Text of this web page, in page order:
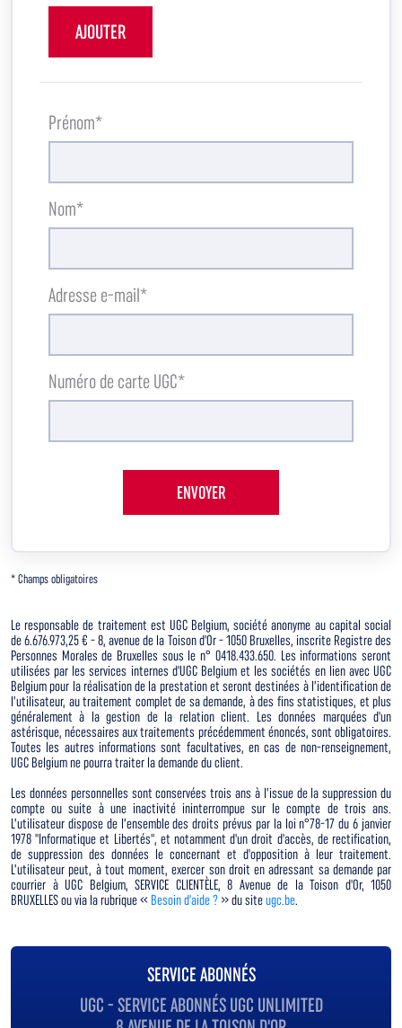
AJOUTER
Prénom*
Nom*
Adresse e-mail*
Numéro de carte UGC*
ENVOYER
* Champs obligatoires
Le responsable de traitement est UGC Belgium, société anonyme au capital social
de 6.676.973,25 € - 8, avenue de la Toison d'Or - 1050 Bruxelles, inscrite Registre des
Personnes Morales de Bruxelles sous le n° 0418.433.650. Les informations seront
utilisées par les services internes d'UGC Belgium et les sociétés en lien avec UGC
Belgium pour la réalisation de la prestation et seront destinées à l’identification de
l’utilisateur, au traitement complet de sa demande, à des fins statistiques, et plus
généralement à la gestion de la relation client. Les données marquées d'un
astérisque, nécessaires aux traitements précédemment énoncés, sont obligatoires.
Toutes les autres informations sont facultatives, en cas de non-renseignement,
UGC Belgium ne pourra traiter la demande du client.
Les données personnelles sont conservées trois ans à l’issue de la suppression du
compte ou suite à une inactivité ininterrompue sur le compte de trois ans.
L’utilisateur dispose de l’ensemble des droits prévus par la loi n°78-17 du 6 janvier
1978 "Informatique et Libertés", et notamment d'un droit d'accès, de rectification,
de suppression des données le concernant et d'opposition à leur traitement.
L’utilisateur peut, à tout moment, exercer son droit en adressant sa demande par
courrier à UGC Belgium, SERVICE CLIENTÈLE, 8 Avenue de la Toison d'Or, 1050
BRUXELLES ou via la rubrique « Besoin d'aide ? » du siteugc.be.
SERVICE ABONNÉS
UGC - SERVICE ABONNÉS UGC UNLIMITED